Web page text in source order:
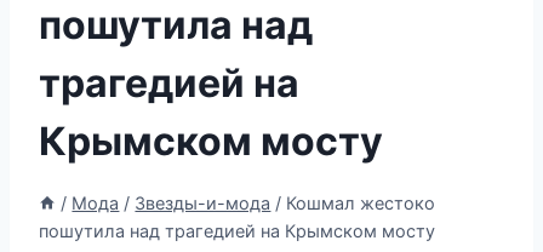
пошутила над
трагедией на
Крымском мосту
/ Мода / Звезды-и-мода / Кошмал жестоко
пошутила над трагедией на Крымском мосту